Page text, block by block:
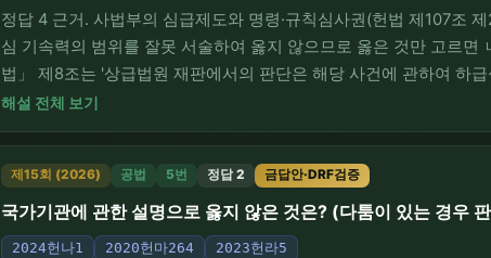
정답 4 근거. 사법부의 심급제도와 명령·규칙심사권(헌법 제107조
심 기속력의 범위를 잘못 서술하여 옳지 않으므로 옳은 것만 고르
법」 제8조는 '상급법원 재판에서의 판단은 해당 사건에 관하여 하
송 등으로 이어진 바로 그 '해당 사건'에 한정되고, 동종의 다른 사건
종 사건'에 미친다고 하였으므로 옳지 않다. ㄴ. 옳다…
해설 전체 보기
제15회 (2026) 공법 5번 정답 2 금답안·DRF검증
국가기관에 관한 설명으로 옳지 않은 것은? (다툼이 있는 경우
2024헌나1 2020헌마264 2023헌라5